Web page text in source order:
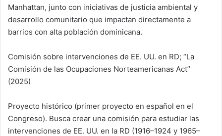
Manhattan, junto con iniciativas de justicia ambiental y
desarrollo comunitario que impactan directamente a
barrios con alta población dominicana.
Comisión sobre intervenciones de EE. UU. en RD; “La
Comisión de las Ocupaciones Norteamericanas Act”
(2025)
Proyecto histórico (primer proyecto en español en el
Congreso). Busca crear una comisión para estudiar las
intervenciones de EE. UU. en la RD (1916–1924 y 1965–